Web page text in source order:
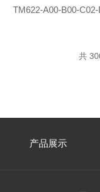
共
产品展示